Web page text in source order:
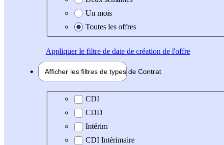
Un mois
Toutes les offres
Appliquerle filtre de date de création de l'offre
Afficher les filtres de types de Contrat
Type de contrat
CDI
CDD
Intérim
CDI Intérimaire